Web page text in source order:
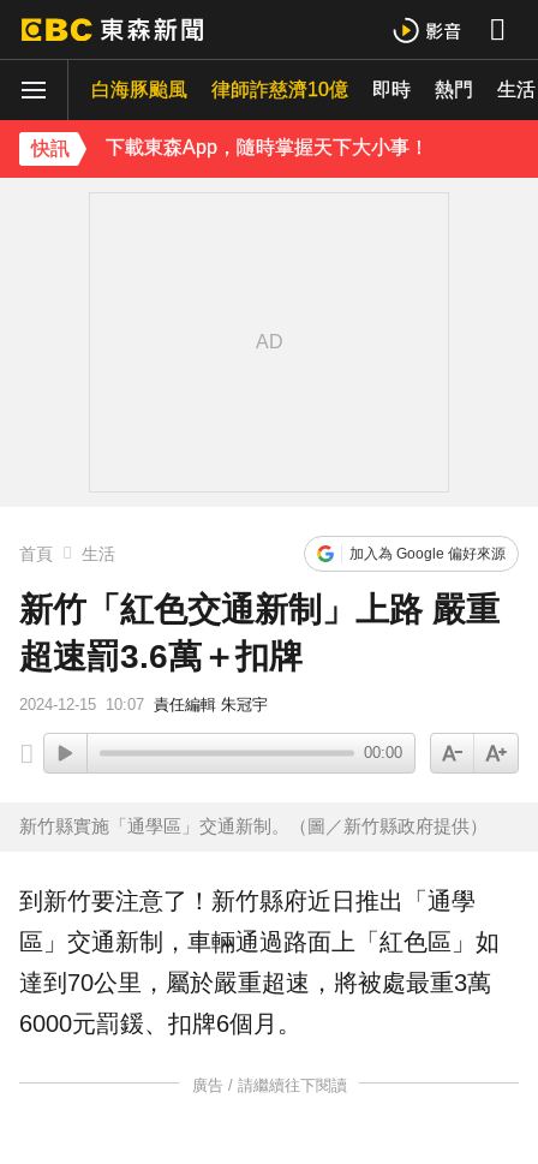
白海豚颱風 律師詐慈濟10億 即時 熱門 生活
快訊
下載東森App，隨時掌握天下大小事！
《理財達人秀》X 安聯投信免費講座報名中！搶先卡位 2027
下載東森App，隨時掌握天下大小事！
首頁 生活 加入為 Google 偏好來源
新竹「紅色交通新制」上路 嚴重
超速罰3.6萬＋扣牌
2024-12-15 10:07 責任編輯 朱冠宇
00:00
新竹縣實施「通學區」交通新制。（圖／新竹縣政府提供）
到新竹要注意了！新竹縣府近日推出「 通學
區 」交通新制，車輛通過路面上「紅色區」如
達到70公里，屬於嚴重超速，將被處最重3萬
6000元罰鍰、 扣牌6個月。
廣告 / 請繼續往下閱讀